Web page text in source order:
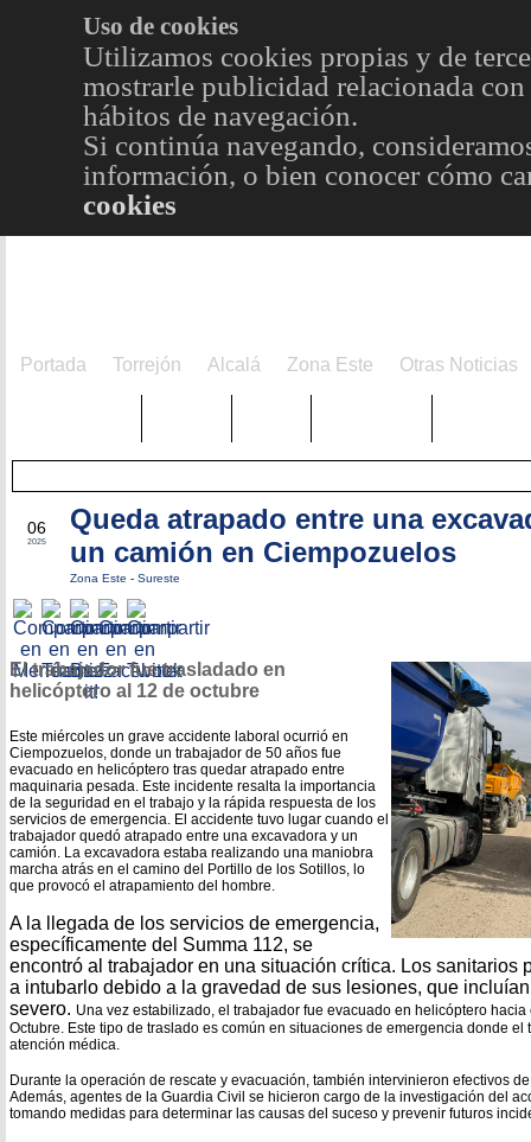
Uso de cookies
Utilizamos cookies propias y de
mostrarle publicidad relacionada
hábitos de navegación.
Si continúa navegando,
información, o bien conocer cómo
cookies
Portada Torrejón Alcalá Zona Este Otras Noticias
06
2025
Queda atrapado entre una
un camión en Ciempozuelos
Zona Este - Sureste
El trabajador fue trasladado en
helicóptero al 12 de octubre
Este miércoles un grave accidente laboral ocurrió en
Ciempozuelos, donde un trabajador de 50 años fue
evacuado en helicóptero tras quedar atrapado entre
maquinaria pesada. Este incidente resalta la importancia
de la seguridad en el trabajo y la rápida respuesta de los
servicios de emergencia. El accidente tuvo lugar cuando el
trabajador quedó atrapado entre una excavadora y un
camión. La excavadora estaba realizando una maniobra
marcha atrás en el camino del Portillo de los Sotillos, lo
que provocó el atrapamiento del hombre.
A la llegada de los servicios de emergencia,
específicamente del Summa 112, se
encontró al trabajador en una situación crítica. Los sanitarios
a intubarlo debido a la gravedad de sus lesiones, que
severo. Una vez estabilizado, el trabajador fue evacuado en helicóptero
Octubre. Este tipo de traslado es común en situaciones de emergencia donde el
atención médica.
Durante la operación de rescate y evacuación, también intervinieron efectivos
Además, agentes de la Guardia Civil se hicieron cargo de la investigación del
tomando medidas para determinar las causas del suceso y prevenir futuros